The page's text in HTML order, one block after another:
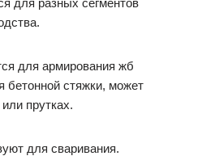
для разных сегментов
для армирования жб
бетонной стяжки, может
прутках.
для сваривания.